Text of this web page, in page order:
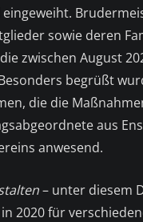
sowie deren
zwischen August
begrüßt
die die
aus
anwesend.
– unter diesem
2020 für